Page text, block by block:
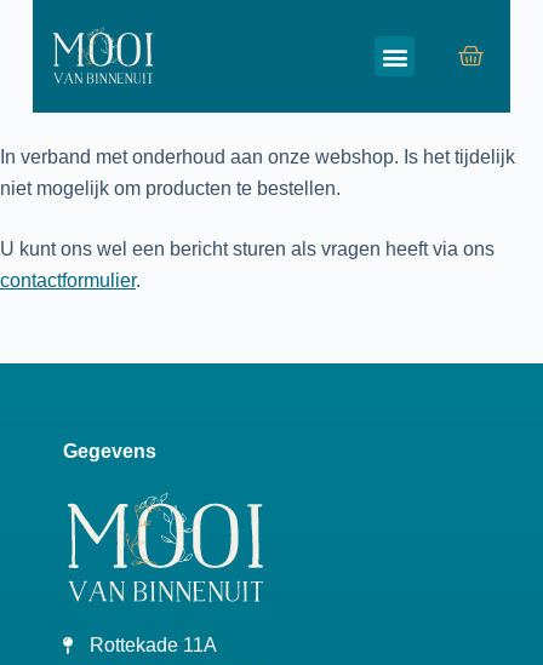
a
r
e
i
In verband met onderhoud aan onze webshop. Is het tijdelijk
niet mogelijk om producten te bestellen.
U kunt ons wel een bericht sturen als vragen heeft via ons
contactformulier.
Gegevens
Rottekade 11A